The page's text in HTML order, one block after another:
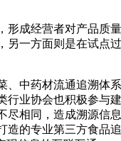
成经营者对产品质
一方面则是在试点
中药材流通追溯体
业协会也积极参与
相同，造成溯源信
的专业第三方食品